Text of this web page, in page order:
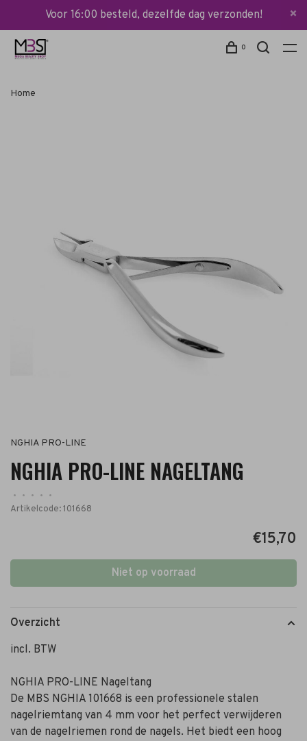
Voor 16:00 besteld, dezelfde dag verzonden!
0
Home
NGHIA PRO-LINE
NGHIA PRO-LINE NAGELTANG
• • • •
•
Artikelcode:101668
€15,70
Niet op voorraad
Overzicht
incl. BTW
NGHIA PRO-LINE Nageltang
De MBS NGHIA 101668 is een professionele stalen
nagelriemtang van 4 mm voor het perfect verwijderen
van de nagelriemen rond de nagels. Het biedt een hoog